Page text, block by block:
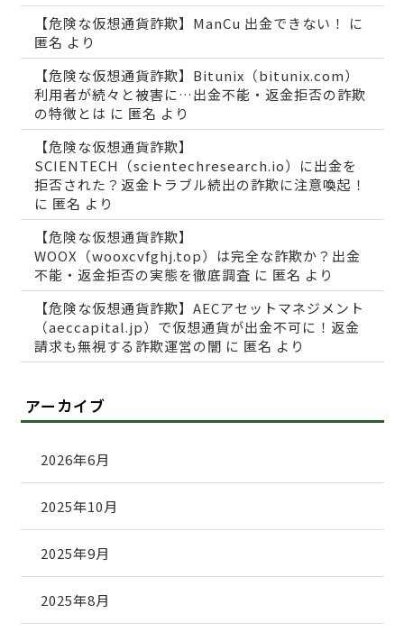
【危険な仮想通貨詐欺】ManCu 出金できない！
に
匿名 より
【危険な仮想通貨詐欺】Bitunix（bitunix.com）
利用者が続々と被害に…出金不能・返金拒否の詐欺
の特徴とは に 匿名 より
【危険な仮想通貨詐欺】
SCIENTECH（scientechresearch.io）に出金を
拒否された？返金トラブル続出の詐欺に注意喚起！
に 匿名 より
【危険な仮想通貨詐欺】
WOOX（wooxcvfghj.top）は完全な詐欺か？出金
不能・返金拒否の実態を徹底調査 に 匿名 より
【危険な仮想通貨詐欺】AECアセットマネジメント
（aeccapital.jp）で仮想通貨が出金不可に！返金
請求も無視する詐欺運営の闇 に 匿名 より
アーカイブ
2026年6月
2025年10月
2025年9月
2025年8月